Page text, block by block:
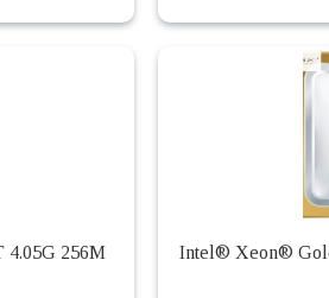
4.05G 256M
Intel® Xeon®